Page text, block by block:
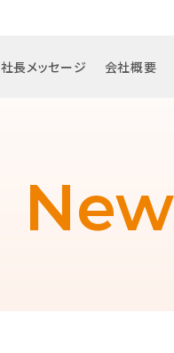
社長メッセージ 会社概要